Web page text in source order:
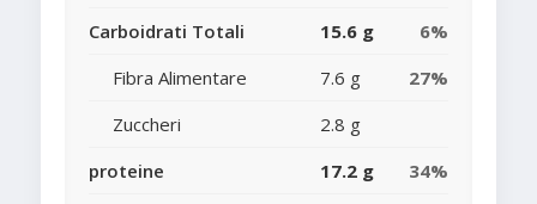
Carboidrati Totali
15.6 g
6%
Fibra Alimentare
7.6 g
27%
Zuccheri
2.8 g
proteine
17.2 g 34%